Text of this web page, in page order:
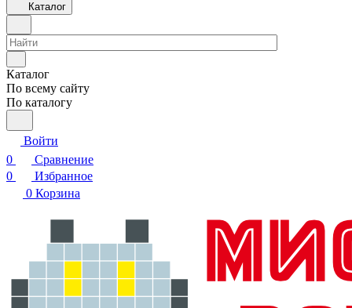
Каталог
Каталог
По всему сайту
По каталогу
Войти
0
Сравнение
0
Избранное
0 Корзина